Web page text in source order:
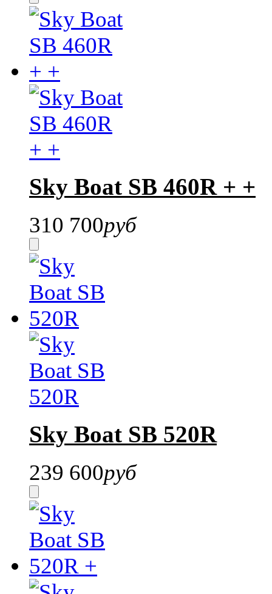
Sky Boat SB 460R + +
310 700руб
Sky Boat SB 520R
239 600руб